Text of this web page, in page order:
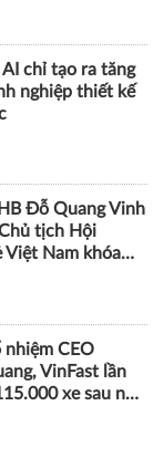
Trang được
Giám đốc
chỉ tạo ra tăng
nghiệp thiết kế
Đỗ Quang Vinh
tịch Hội
Việt Nam khóa